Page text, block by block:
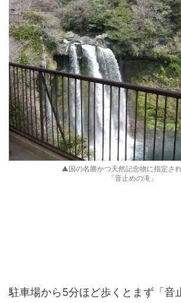
▲国の名勝かつ天然記念物に指定さ
「音止めの滝」
駐車場から5分ほど歩くとまず「音